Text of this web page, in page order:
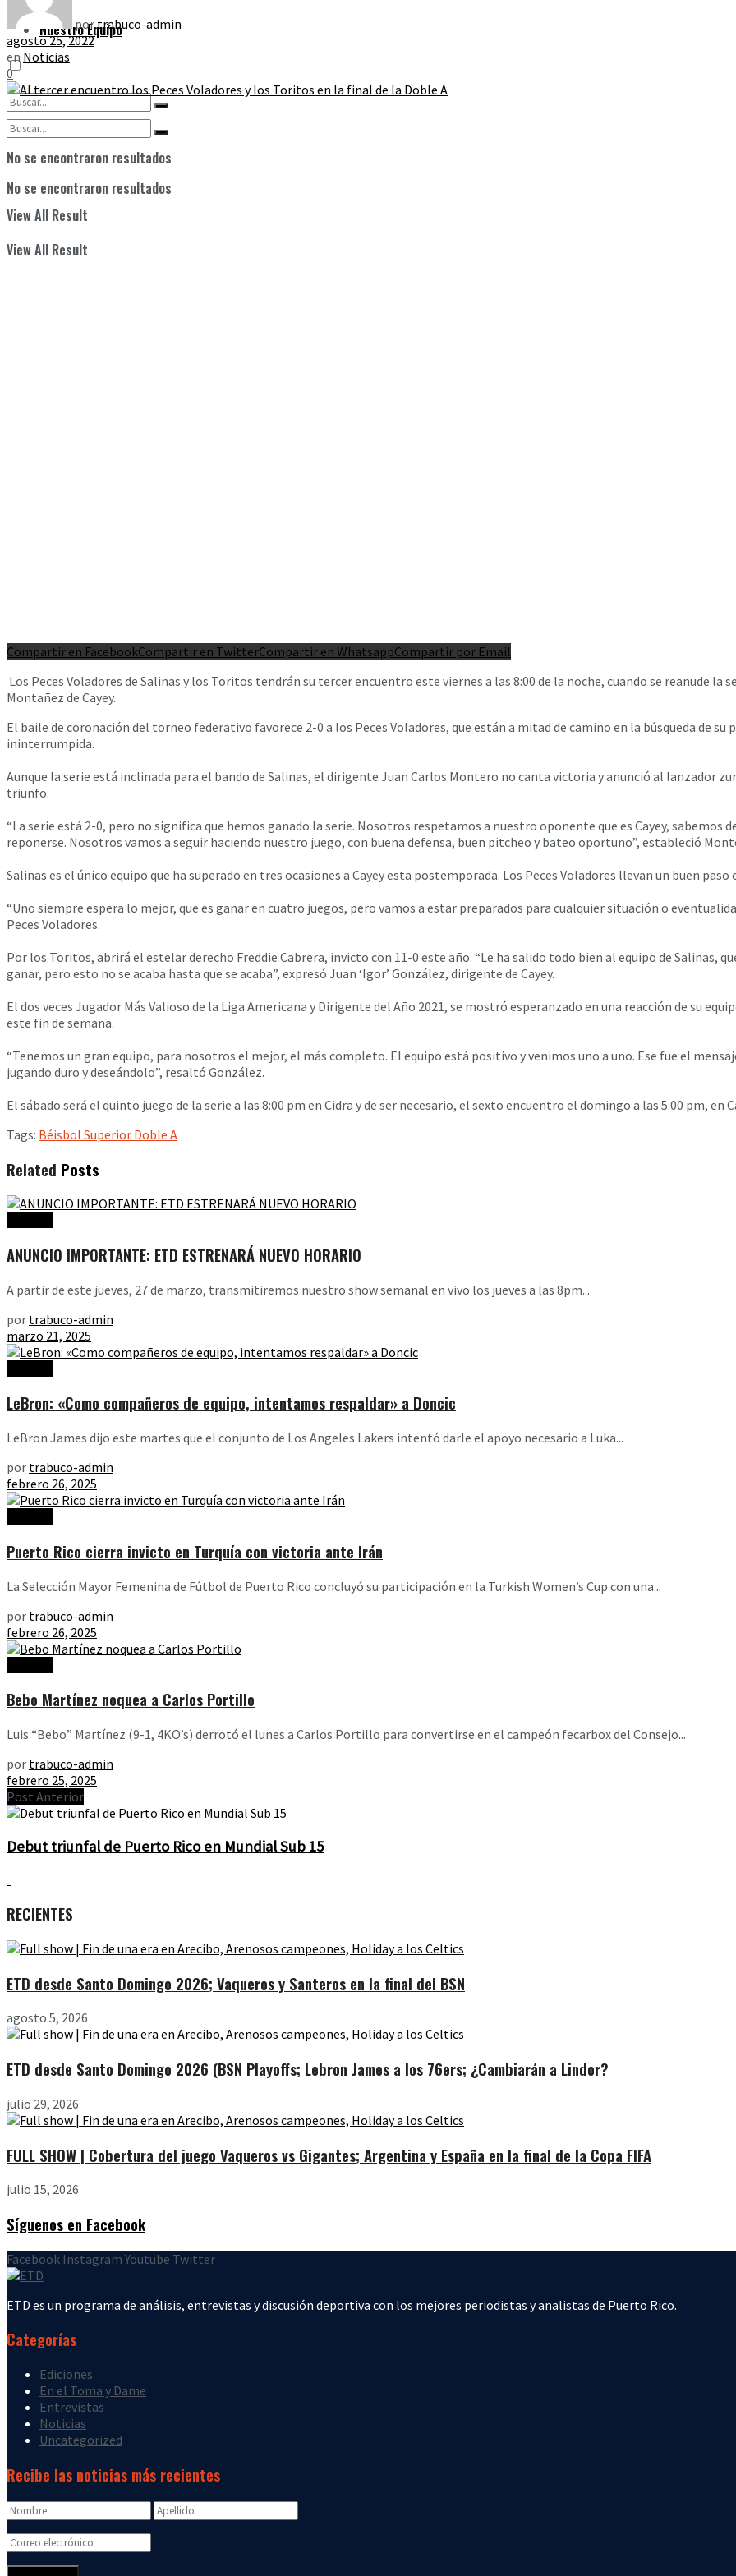
No se encontraron resultados
View All Result
Nuestro Equipo
No se encontraron resultados
View All Result
portrabuco-admin
agosto 25, 2022
en Noticias
0
Compartir en FacebookCompartir en TwitterCompartir en WhatsappCompartir por Email
Los Peces Voladores de Salinas y los Toritos tendrán su tercer encuentro este viernes a las 8:00 de la noche, cuando se reanude
Montañez de Cayey.
El baile de coronación del torneo federativo favorece 2-0 a los Peces Voladores, que están a mitad de camino en la búsqueda de
ininterrumpida.
Aunque la serie está inclinada para el bando de Salinas, el dirigente Juan Carlos Montero no canta victoria y anunció al lanzador
triunfo.
“La serie está 2-0, pero no significa que hemos ganado la serie. Nosotros respetamos a nuestro oponente que es Cayey, sabemos
reponerse. Nosotros vamos a seguir haciendo nuestro juego, con buena defensa, buen pitcheo y bateo oportuno”, estableció
Salinas es el único equipo que ha superado en tres ocasiones a Cayey esta postemporada. Los Peces Voladores llevan un buen
“Uno siempre espera lo mejor, que es ganar en cuatro juegos, pero vamos a estar preparados para cualquier situación o
Peces Voladores.
Por los Toritos, abrirá el estelar derecho Freddie Cabrera, invicto con 11-0 este año. “Le ha salido todo bien al equipo de Salinas,
ganar, pero esto no se acaba hasta que se acaba”, expresó Juan ‘Igor’ González, dirigente de Cayey.
El dos veces Jugador Más Valioso de la Liga Americana y Dirigente del Año 2021, se mostró esperanzado en una reacción de su
este fin de semana.
“Tenemos un gran equipo, para nosotros el mejor, el más completo. El equipo está positivo y venimos uno a uno. Ese fue el
jugando duro y deseándolo”, resaltó González.
El sábado será el quinto juego de la serie a las 8:00 pm en Cidra y de ser necesario, el sexto encuentro el domingo a las 5:00 pm, en
Tags: Béisbol Superior Doble A
Related Posts
ANUNCIO IMPORTANTE: ETD ESTRENARÁ NUEVO HORARIO
A partir de este jueves, 27 de marzo, transmitiremos nuestro show semanal en vivo los jueves a las 8pm...
por trabuco-admin
marzo 21, 2025
LeBron: «Como compañeros de equipo, intentamos respaldar» a Doncic
LeBron James dijo este martes que el conjunto de Los Angeles Lakers intentó darle el apoyo necesario a Luka...
por trabuco-admin
febrero 26, 2025
Puerto Rico cierra invicto en Turquía con victoria ante Irán
La Selección Mayor Femenina de Fútbol de Puerto Rico concluyó su participación en la Turkish Women’s Cup con una...
por trabuco-admin
febrero 26, 2025
Bebo Martínez noquea a Carlos Portillo
Luis “Bebo” Martínez (9-1, 4KO’s) derrotó el lunes a Carlos Portillo para convertirse en el campeón fecarbox del Consejo...
por trabuco-admin
febrero 25, 2025
Post Anterior
Debut triunfal de Puerto Rico en Mundial Sub 15
RECIENTES
ETD desde Santo Domingo 2026; Vaqueros y Santeros en la final del BSN
agosto 5, 2026
ETD desde Santo Domingo 2026 (BSN Playoffs; Lebron James a los 76ers; ¿Cambiarán a Lindor?
julio 29, 2026
FULL SHOW | Cobertura del juego Vaqueros vs Gigantes; Argentina y España en la final de la Copa FIFA
julio 15, 2026
Síguenos en Facebook
Facebook Instagram Youtube Twitter
ETD es un programa de análisis, entrevistas y discusión deportiva con los mejores periodistas y analistas de Puerto Rico.
Categorías
Ediciones
En el Toma y Dame
Entrevistas
Noticias
Uncategorized
Recibe las noticias más recientes